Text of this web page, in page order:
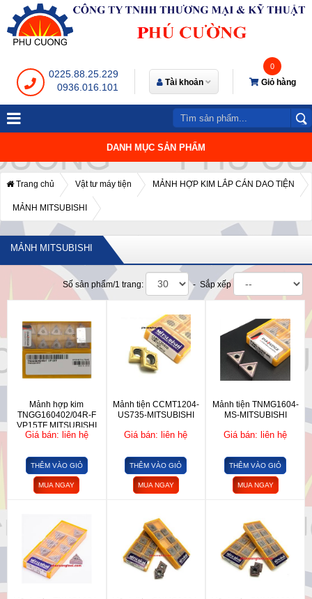
0225.88.25.229
0936.016.101
Tài khoản
0
Giỏ hàng
DANH MỤC SẢN PHẨM
Trang chủ Vật tư máy tiện MẢNH HỢP KIM LẮP CÁN DAO TIỆN
MẢNH MITSUBISHI
MẢNH MITSUBISHI
Số sản phẩm/1 trang: - Sắp xếp
Mảnh hợp kim
TNGG160402/04R-F
VP15TF MITSUBISHI
Giá bán: liên hệ
THÊM VÀO GIỎ
MUA NGAY
Mảnh tiện CCMT1204-
US735-MITSUBISHI
Giá bán: liên hệ
THÊM VÀO GIỎ
MUA NGAY
Mảnh tiện TNMG1604-
MS-MITSUBISHI
Giá bán: liên hệ
THÊM VÀO GIỎ
MUA NGAY